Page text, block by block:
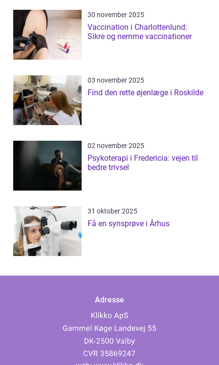
30 november 2025
Vaccination i Charlottenlund:
Sikre og nemme vaccinationer
03 november 2025
Find den rette øjenlæge i Roskilde
02 november 2025
Psykoterapi i Fredericia: vejen til
bedre trivsel
31 oktober 2025
Få en synsprøve i Århus
Adresse